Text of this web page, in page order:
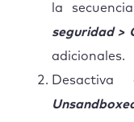
la
seguridad >
adicionales.